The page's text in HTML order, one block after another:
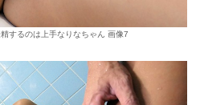
するのは上手なりなちゃん 画像7